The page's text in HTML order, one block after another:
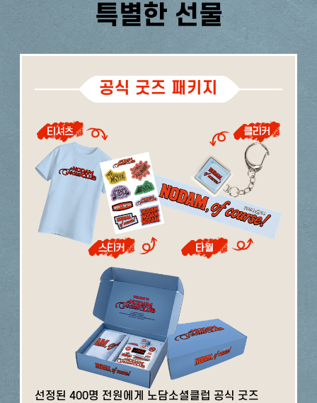
특별한 선물
공식 굿즈 패키지
선정된 400명 전원에게 노담소셜클럽 공식 굿즈